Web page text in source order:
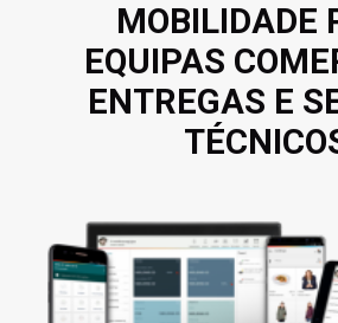
MOBILIDADE
EQUIPAS
ENTREGAS E